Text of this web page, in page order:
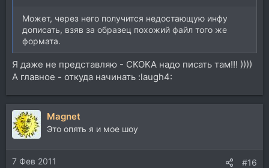
Может, через него получится недостающую инфу
дописать, взяв за образец похожий файл того же
формата.
Я даже не представляю - СКОКА надо писать там!!! ))))
А главное - откуда начинать :laugh4:
Magnet
Это опять я и мое шоу
7 Фев 2011 #16